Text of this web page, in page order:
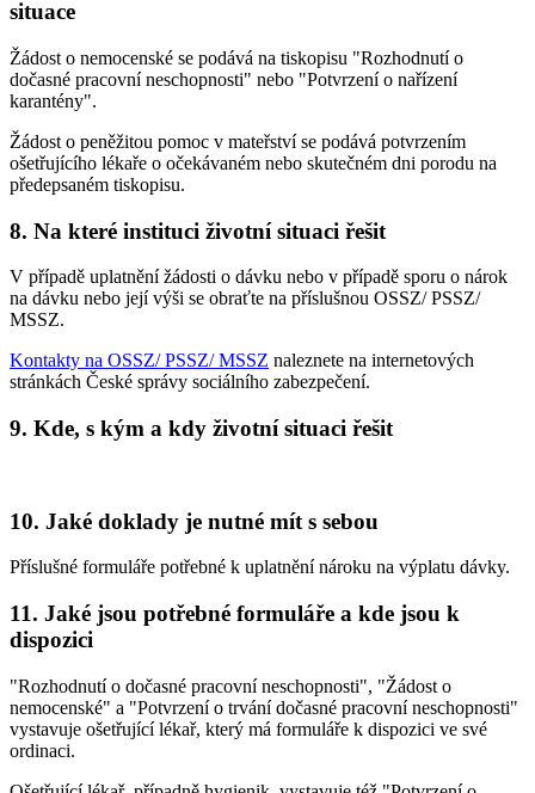
situace
Žádost o nemocenské se podává na tiskopisu "Rozhodnutí o
dočasné pracovní neschopnosti" nebo "Potvrzení o nařízení
karantény".
Žádost o peněžitou pomoc v mateřství se podává potvrzením
ošetřujícího lékaře o očekávaném nebo skutečném dni porodu na
předepsaném tiskopisu.
8. Na které instituci životní situaci řešit
V případě uplatnění žádosti o dávku nebo v případě sporu o nárok
na dávku nebo její výši se obraťte na příslušnou OSSZ/ PSSZ/
MSSZ.
Kontakty na OSSZ/ PSSZ/ MSSZ naleznete na internetových
stránkách České správy sociálního zabezpečení.
9. Kde, s kým a kdy životní situaci řešit
10. Jaké doklady je nutné mít s sebou
Příslušné formuláře potřebné k uplatnění nároku na výplatu dávky.
11. Jaké jsou potřebné formuláře a kde jsou k
dispozici
"Rozhodnutí o dočasné pracovní neschopnosti", "Žádost o
nemocenské" a "Potvrzení o trvání dočasné pracovní neschopnosti"
vystavuje ošetřující lékař, který má formuláře k dispozici ve své
ordinaci.